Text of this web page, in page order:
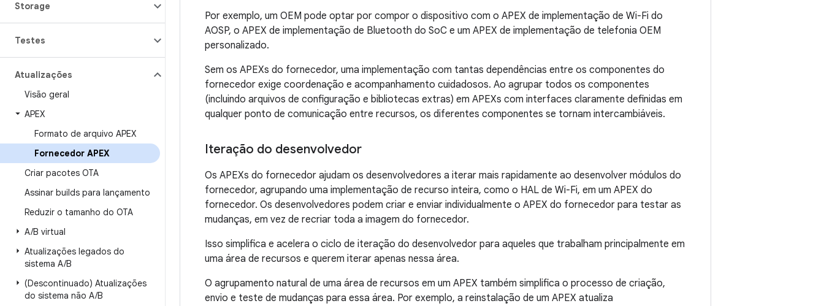
Storage
Testes
Atualizações
Visão geral
APEX
Formato de arquivo APEX
Fornecedor APEX
Criar pacotes OTA
Assinar builds para lançamento
Reduzir o tamanho do OTA
A/B virtual
Atualizações legados do
sistema A/B
(Descontinuado) Atualizações
do sistema não A/B
Por exemplo, um OEM pode optar por compor o dispositivo com o APEX de implementação de Wi-Fi do
AOSP, o APEX de implementação de Bluetooth do SoC e um APEX de implementação de telefonia OEM
personalizado.
Sem os APEXs do fornecedor, uma implementação com tantas dependências entre os componentes do
fornecedor exige coordenação e acompanhamento cuidadosos. Ao agrupar todos os componentes
(incluindo arquivos de configuração e bibliotecas extras) em APEXs com interfaces claramente definidas em
qualquer ponto de comunicação entre recursos, os diferentes componentes se tornam intercambiáveis.
Iteração do desenvolvedor
Os APEXs do fornecedor ajudam os desenvolvedores a iterar mais rapidamente ao desenvolver módulos do
fornecedor, agrupando uma implementação de recurso inteira, como o HAL de Wi-Fi, em um APEX do
fornecedor. Os desenvolvedores podem criar e enviar individualmente o APEX do fornecedor para testar as
mudanças, em vez de recriar toda a imagem do fornecedor.
Isso simplifica e acelera o ciclo de iteração do desenvolvedor para aqueles que trabalham principalmente em
uma área de recursos e querem iterar apenas nessa área.
O agrupamento natural de uma área de recursos em um APEX também simplifica o processo de criação,
envio e teste de mudanças para essa área. Por exemplo, a reinstalação de um APEX atualiza